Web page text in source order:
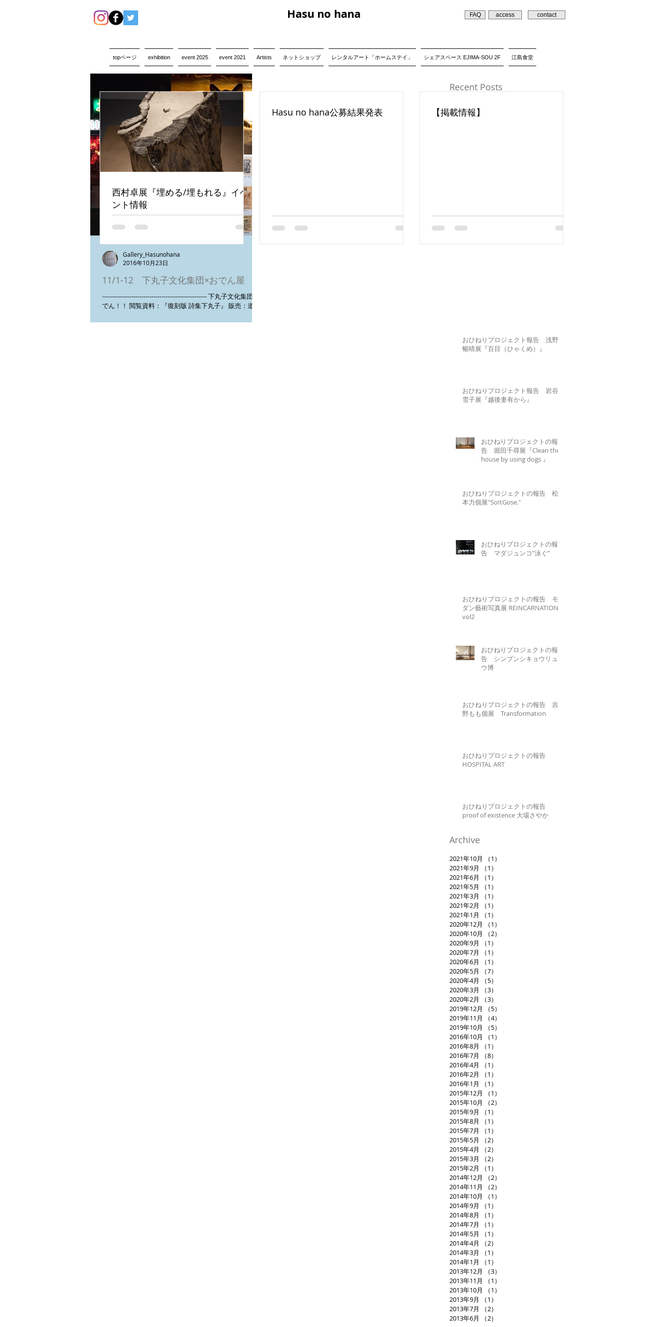
Hasu no hana FAQ access contact
topページ exhibition event 2025 event 2021 Artists ネットショップ レンタルアート「ホームステイ」 シェアスペース EJIMA-SOU 2F 江島食堂
11/1-12 下丸子文化集団×おでん屋
----------------------------------------------------- 下丸子文化集団×お
でん！！ 閲覧資料：『復刻版 詩集下丸子』 販売：道場
クル文化運動の光芒」 Food:おでん...
Gallery_Hasunohana
2016年10月23日
Recent Posts
おひねりプロジェクト報告 浅野
暢晴展『百目（ひゃくめ）』
おひねりプロジェクト報告 岩谷
雪子展『越後妻有から』
おひねりプロジェクトの報
告 堀田千尋展『Clean the
house by using dogs 』
おひねりプロジェクトの報告 松
本力個展"SoItGose."
おひねりプロジェクトの報
告 マダジュンコ”泳ぐ”
おひねりプロジェクトの報告 モ
ダン藝術写真展 REINCARNATION
vol2
おひねりプロジェクトの報
告 シンブンシキョウリュ
ウ博
おひねりプロジェクトの報告 吉
野もも個展 Transformation
おひねりプロジェクトの報告
HOSPITAL ART
おひねりプロジェクトの報告
proof of existence 大場さやか
Archive
西村卓展『埋める/埋もれる』イベ
ント情報
Hasu no hana公募結果発表 【掲載情報】
2021年10月 （1）
2021年9月
（1）
2021年6月
（1）
2021年5月
（1）
2021年3月
（1）
2021年2月
（1）
2021年1月
（1）
2020年12月
（1）
2020年10月
（2）
2020年9月
（1）
2020年7月
（1）
2020年6月
（1）
2020年5月
（7）
2020年4月
（5）
2020年3月
（3）
2020年2月
（3）
2019年12月
（5）
2019年11月
（4）
2019年10月
（5）
2016年10月
（1）
2016年8月
（1）
2016年7月
（8）
2016年4月
（1）
2016年2月
（1）
2016年1月
（1）
2015年12月
（1）
2015年10月
（2）
2015年9月
（1）
2015年8月
（1）
2015年7月
（1）
2015年5月
（2）
2015年4月
（2）
2015年3月
（2）
2015年2月
（1）
2014年12月
（2）
2014年11月
（2）
2014年10月
（1）
2014年9月
（1）
2014年8月
（1）
2014年7月
（1）
2014年5月
（1）
2014年4月
（2）
2014年3月
（1）
2014年1月
（1）
2013年12月
（3）
2013年11月
（1）
2013年10月
（1）
2013年9月
（1）
2013年7月
（2）
2013年6月
（2）